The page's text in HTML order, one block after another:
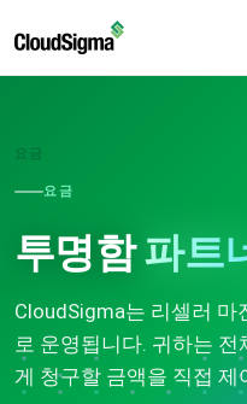
요금
요금
투명함파트
CloudSigma는 리셀러 마
로 운영됩니다. 귀하는
게 청구할 금액을 직접 제